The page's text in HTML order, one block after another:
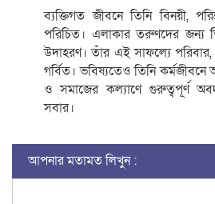
ব্যক্তিগত জীবনে তিনি বিনয়ী,
পরিচিত। এলাকার তরুণদের জন্য
উদাহরণ। তাঁর এই সাফল্যে
গর্বিত। ভবিষ্যতেও তিনি
ও সমাজের কল্যাণে গুরুত্বপূর্ণ
সবার।
আপনার মতামত লিখুন :